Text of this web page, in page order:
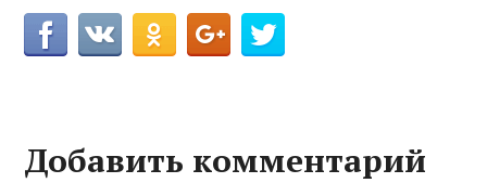
Добавить комментарий